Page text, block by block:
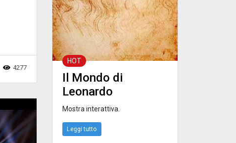
4277
HOT
Il Mondo di
Leonardo
Mostra interattiva.
Leggi tutto